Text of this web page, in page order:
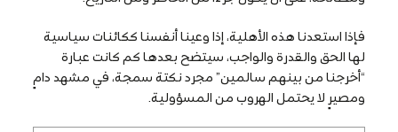
فإذا استعدنا هذه الأهلية، إذا وعينا أنفسنا ككائنات سياسية
لها الحق والقدرة والواجب، سيتضح بعدها كم كانت عبارة
“أخرجنا من بينهم سالمين” مجرد نكتة سمجة، في مشهد دامٍ
ومصيرٍ لا يحتمل الهروب من المسؤولية.